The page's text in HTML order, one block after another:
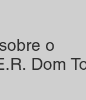
o
Dom